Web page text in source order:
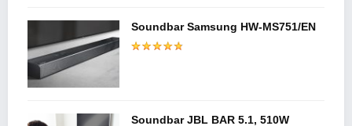
Soundbar Samsung HW-MS751/EN
Soundbar JBL BAR 5.1, 510W